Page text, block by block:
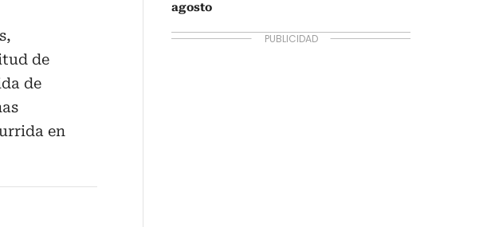
de
de
en
agosto